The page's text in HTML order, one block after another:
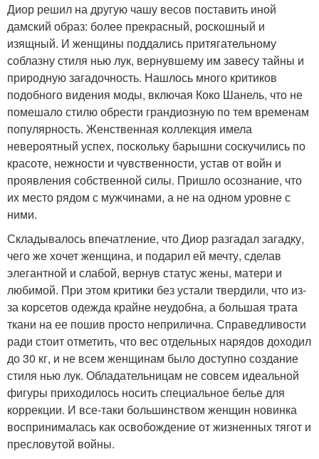
Диор решил на другую чашу весов поставить иной
дамский образ: более прекрасный, роскошный и
изящный. И женщины поддались притягательному
соблазну стиля нью лук, вернувшему им завесу тайны и
природную загадочность. Нашлось много критиков
подобного видения моды, включая Коко Шанель, что не
помешало стилю обрести грандиозную по тем временам
популярность. Женственная коллекция имела
невероятный успех, поскольку барышни соскучились по
красоте, нежности и чувственности, устав от войн и
проявления собственной силы. Пришло осознание, что
их место рядом с мужчинами, а не на одном уровне с
ними.
Складывалось впечатление, что Диор разгадал загадку,
чего же хочет женщина, и подарил ей мечту, сделав
элегантной и слабой, вернув статус жены, матери и
любимой. При этом критики без устали твердили, что из-
за корсетов одежда крайне неудобна, а большая трата
ткани на ее пошив просто неприлична. Справедливости
ради стоит отметить, что вес отдельных нарядов доходил
до 30 кг, и не всем женщинам было доступно создание
стиля нью лук. Обладательницам не совсем идеальной
фигуры приходилось носить специальное белье для
коррекции. И все-таки большинством женщин новинка
воспринималась как освобождение от жизненных тягот и
пресловутой войны.